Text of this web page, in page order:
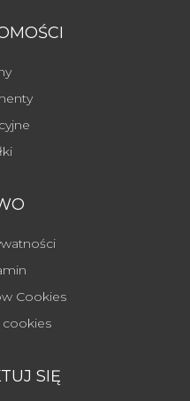
Cookies
cookies
SIĘ